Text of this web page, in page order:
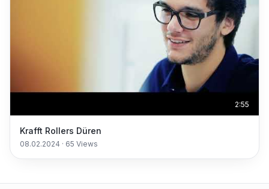
2:55
Krafft Rollers Düren
08.02.2024 · 65 Views